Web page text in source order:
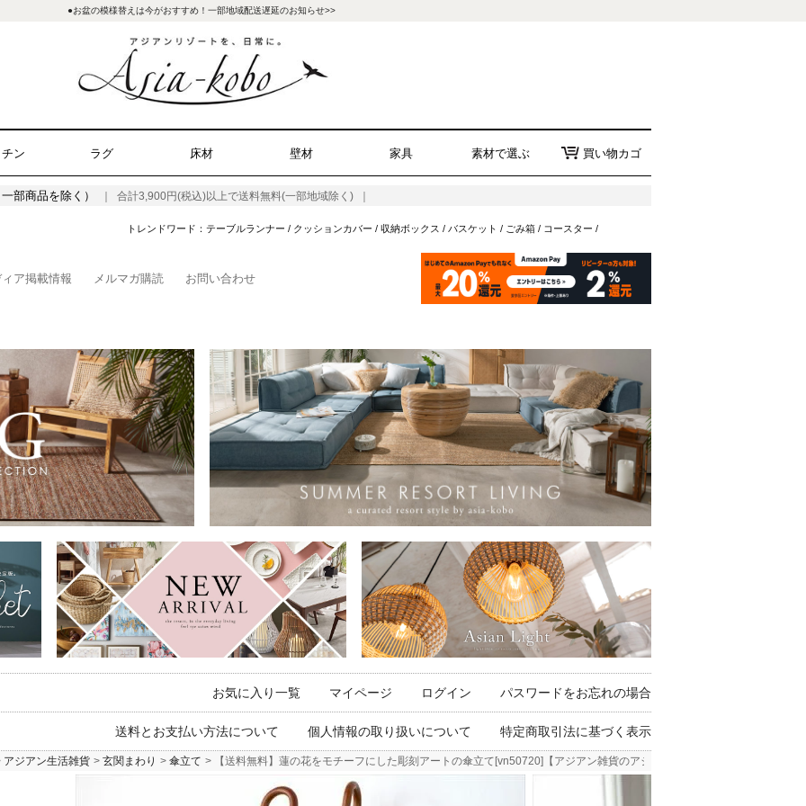
●お盆の模様替えは今がおすすめ！一部地域配送遅延のお知らせ>>
ン ラグ 床材 壁材 家具 素材で選ぶ 買い物カゴ
部商品を除く） ｜ 合計3,900円(税込)以上で送料無料(一部地域除く) ｜
トレンドワード： テーブルランナー / クッションカバー / 収納ボックス / バスケット / ごみ箱/ コースター /
ア掲載情報 メルマガ購読 お問い合わせ
お気に入り一覧 マイページ ログイン パスワードをお忘れの場合
送料とお支払い方法について 個人情報の取り扱いについて 特定商取引法に基づく表示
アジアン生活雑貨 玄関まわり 傘立て 【送料無料】蓮の花をモチーフにした彫刻アートの傘立て[vn50720]【アジアン雑貨のアジア工房本店】